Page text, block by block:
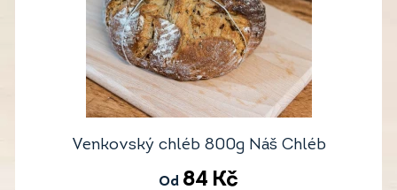
Venkovský chléb 800g Náš Chléb
Od 84 Kč